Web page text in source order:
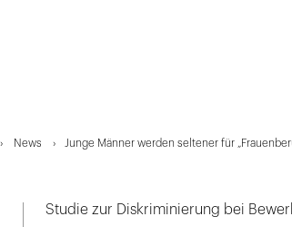
News Junge Männer werden seltener für
Studie zur Diskriminierung bei